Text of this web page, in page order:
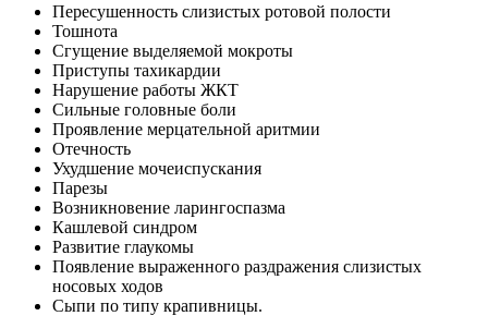
Пересушенность слизистых ротовой полости
Тошнота
Сгущение выделяемой мокроты
Приступы тахикардии
Нарушение работы ЖКТ
Сильные головные боли
Проявление мерцательной аритмии
Отечность
Ухудшение мочеиспускания
Парезы
Возникновение ларингоспазма
Кашлевой синдром
Развитие глаукомы
Появление выраженного раздражения слизистых
носовых ходов
Сыпи по типу крапивницы.